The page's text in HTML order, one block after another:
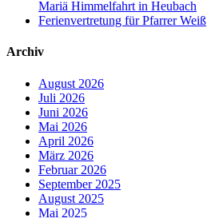
Mariä Himmelfahrt in Heubach
Ferienvertretung für Pfarrer Weiß
Archiv
August 2026
Juli 2026
Juni 2026
Mai 2026
April 2026
März 2026
Februar 2026
September 2025
August 2025
Mai 2025